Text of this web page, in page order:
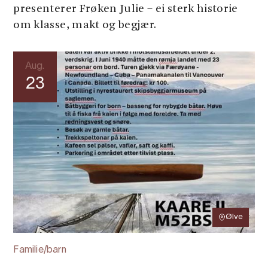
presenterer Frøken Julie – ei sterk historie
om klasse, makt og begjær.
Aug.
23
Ølve
Familie/barn